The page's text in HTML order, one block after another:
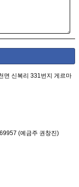
면 신복리 331번지 게르마
(예금주 권창진)